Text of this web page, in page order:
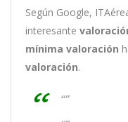
Según Google,
interesante
mínima valoración
valoración.
“”